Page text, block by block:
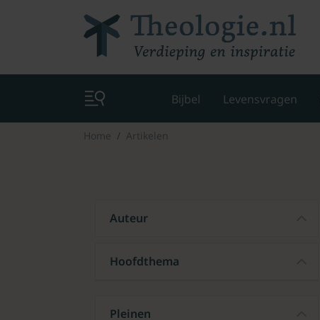
Bijbel Levensvragen
Home Artikelen
Auteur
Hoofdthema
Pleinen